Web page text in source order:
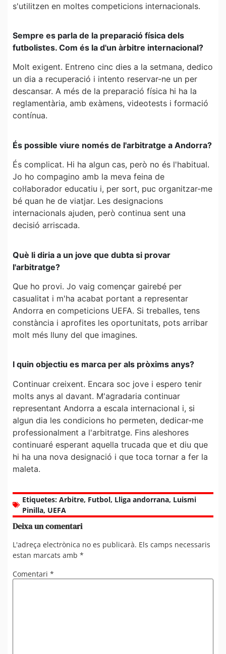
s'utilitzen en moltes competicions internacionals.
Sempre es parla de la preparació física dels
futbolistes. Com és la d'un àrbitre internacional?
Molt exigent. Entreno cinc dies a la setmana, dedico
un dia a recuperació i intento reservar-ne un per
descansar. A més de la preparació física hi ha la
reglamentària, amb exàmens, videotests i formació
contínua.
És possible viure només de l'arbitratge a Andorra?
És complicat. Hi ha algun cas, però no és l'habitual.
Jo ho compagino amb la meva feina de
col·laborador educatiu i, per sort, puc organitzar-me
bé quan he de viatjar. Les designacions
internacionals ajuden, però continua sent una
decisió arriscada.
Què li diria a un jove que dubta si provar
l'arbitratge?
Que ho provi. Jo vaig començar gairebé per
casualitat i m'ha acabat portant a representar
Andorra en competicions UEFA. Si treballes, tens
constància i aprofites les oportunitats, pots arribar
molt més lluny del que imagines.
I quin objectiu es marca per als pròxims anys?
Continuar creixent. Encara soc jove i espero tenir
molts anys al davant. M'agradaria continuar
representant Andorra a escala internacional i, si
algun dia les condicions ho permeten, dedicar-me
professionalment a l'arbitratge. Fins aleshores
continuaré esperant aquella trucada que et diu que
hi ha una nova designació i que toca tornar a fer la
maleta.
Etiquetes: Arbitre, Futbol, Lliga andorrana, Luismi
Pinilla, UEFA
Deixa un comentari
L'adreça electrònica no es publicarà. Els camps necessaris
estan marcats amb *
Comentari *